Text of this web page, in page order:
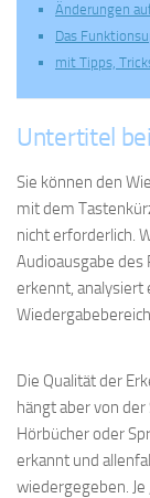
Änderungen
Das
mit Tipps,
Untertitel
Sie können den
mit dem
nicht erforderlich.
Audioausgabe des
erkennt, analysiert
Die Qualität der
hängt aber von der
Hörbücher oder
erkannt und
wiedergegeben.